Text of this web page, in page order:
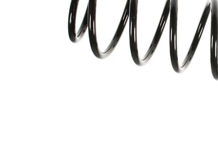
Dış çap
107 mm
İlave
ürün/
İlave
açıklama
kovansız